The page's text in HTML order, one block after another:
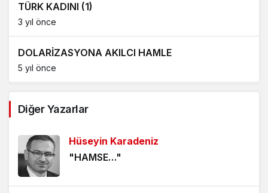
TÜRK KADINI (1)
3 yıl önce
DOLARİZASYONA AKILCI HAMLE
5 yıl önce
5 yıl önce
ÖLÜMÜ BEKLEMEK
5 yıl önce
Diğer Yazarlar
Hüseyin Karadeniz
"HAMSE…"